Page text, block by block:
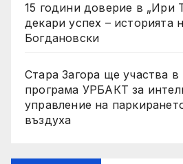
15 години доверие в „Ири
декари успех – историята
Богдановски
Стара Загора ще участва в
програма УРБАКТ за
управление на
въздуха